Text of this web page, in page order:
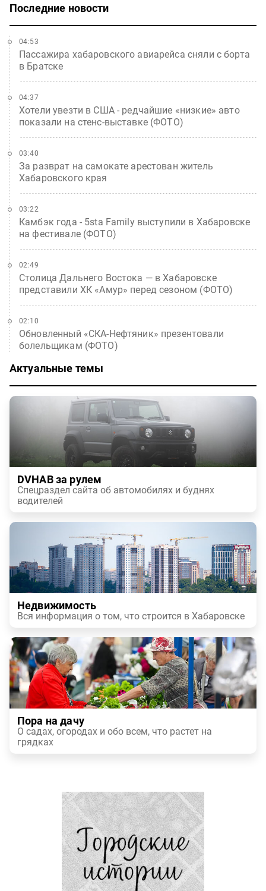
Последние новости
Пассажира хабаровского авиарейса сняли с борта
в Братске
04:53
Хотели увезти в США - редчайшие «низкие» авто
показали на стенс-выставке (ФОТО)
04:37
За разврат на самокате арестован житель
Хабаровского края
03:40
Камбэк года - 5sta Family выступили в Хабаровске
на фестивале (ФОТО)
03:22
Столица Дальнего Востока — в Хабаровске
представили ХК «Амур» перед сезоном (ФОТО)
02:49
Обновленный «СКА-Нефтяник» презентовали
болельщикам (ФОТО)
02:10
Актуальные темы
DVHAB за рулем
Спецраздел сайта об автомобилях и буднях
водителей
Недвижимость
Вся информация о том, что строится в Хабаровске
Пора на дачу
О садах, огородах и обо всем, что растет на
грядках